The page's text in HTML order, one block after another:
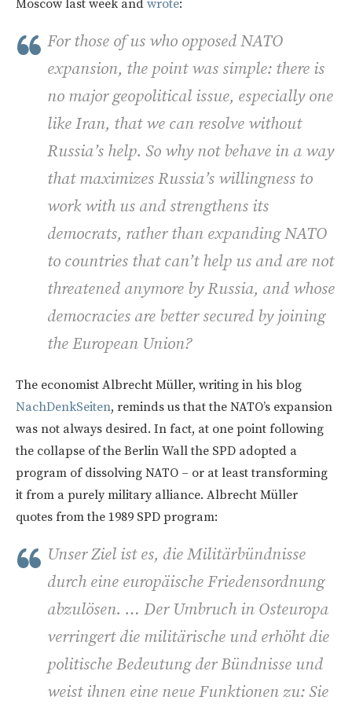
Moscow last week and wrote:
For those of us who opposed NATO
expansion, the point was simple: there is
no major geopolitical issue, especially one
like Iran, that we can resolve without
Russia’s help. So why not behave in a way
that maximizes Russia’s willingness to
work with us and strengthens its
democrats, rather than expanding NATO
to countries that can’t help us and are not
threatened anymore by Russia, and whose
democracies are better secured by joining
the European Union?
The economist Albrecht Müller, writing in his blog
NachDenkSeiten, reminds us that the NATO’s expansion
was not always desired. In fact, at one point following
the collapse of the Berlin Wall the SPD adopted a
program of dissolving NATO – or at least transforming
it from a purely military alliance. Albrecht Müller
quotes from the 1989 SPD program:
Unser Ziel ist es, die Militärbündnisse
durch eine europäische Friedensordnung
abzulösen. … Der Umbruch in Osteuropa
verringert die militärische und erhöht die
politische Bedeutung der Bündnisse und
weist ihnen eine neue Funktionen zu: Sie